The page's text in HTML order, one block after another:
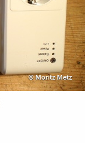
©Moritz Metz